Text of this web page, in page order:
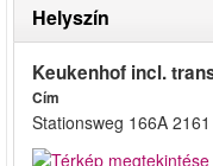
Helyszín
Keukenhof incl.
Cím
Stationsweg 166A